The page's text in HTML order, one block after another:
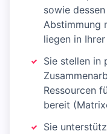
sowie
Abstimmung
liegen in
Sie stellen in
Ressourcen
bereit
Sie